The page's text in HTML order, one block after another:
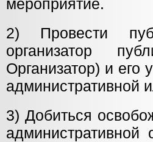
мероприятие.
2) Провести
организатор
Организатор) и его
административной
3) Добиться
административной